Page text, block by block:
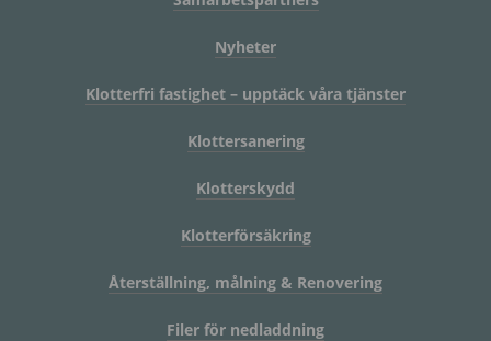
Nyheter
Klotterfri fastighet – upptäck våra tjänster
Klottersanering
Klotterskydd
Klotterförsäkring
Återställning, målning & Renovering
Filer för nedladdning